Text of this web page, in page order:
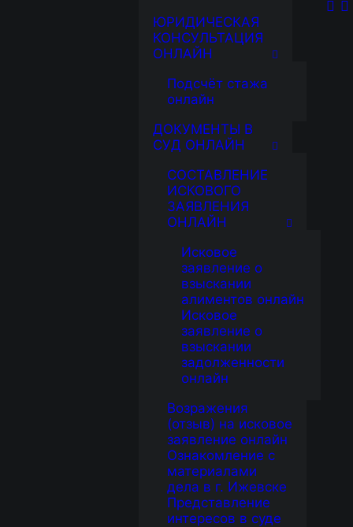
ЮРИДИЧЕСКАЯ
КОНСУЛЬТАЦИЯ
ОНЛАЙН
Подсчёт стажа
онлайн
ДОКУМЕНТЫ В
СУД ОНЛАЙН
СОСТАВЛЕНИЕ
ИСКОВОГО
ЗАЯВЛЕНИЯ
ОНЛАЙН
Исковое
заявление о
взыскании
алиментов онлайн
Исковое
заявление о
взыскании
задолженности
онлайн
Возражения
(отзыв) на исковое
заявление онлайн
Ознакомление с
материалами
дела в г. Ижевске
Представление
интересов в суде